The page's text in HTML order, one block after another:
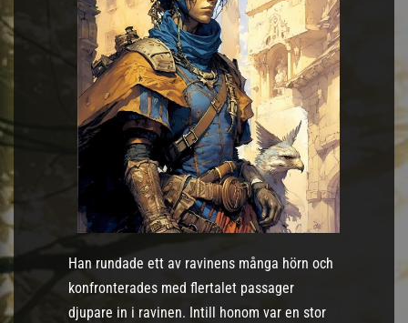
Han rundade ett av ravinens många hörn och
konfronterades med flertalet passager
djupare in i ravinen. Intill honom var en stor